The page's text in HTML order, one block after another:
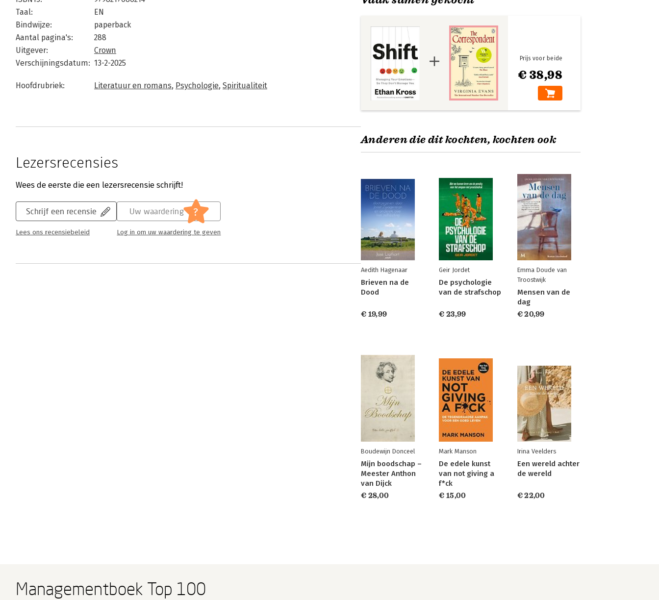
Taal:
EN
Bindwijze:
paperback
Aantal pagina's:
288
Uitgever:
Crown
Verschijningsdatum: 13-2-2025
Hoofdrubriek: Literatuur en romans, Psychologie, Spiritualiteit
Lezersrecensies
Wees de eerste die een lezersrecensie schrijft!
Schrijf een recensie
Lees ons recensiebeleid
Uw waardering ?
Log in om uw waardering te geven
€ 38,98
Prijs voor beide
Anderen die dit kochten, kochten ook
Aedith Hagenaar
Brieven na de
Dood
€ 19,99
Geir Jordet
De psychologie
van de strafschop
€ 23,99
Emma Doude van
Troostwijk
Mensen van de
dag
€ 20,99
Boudewijn Donceel
Mijn boodschap –
Meester Anthon
van Dijck
€ 28,00
Mark Manson
De edele kunst
van not giving a
f*ck
€ 15,00
Irina Veelders
Een wereld achter
de wereld
€ 22,00
Managementboek Top 100